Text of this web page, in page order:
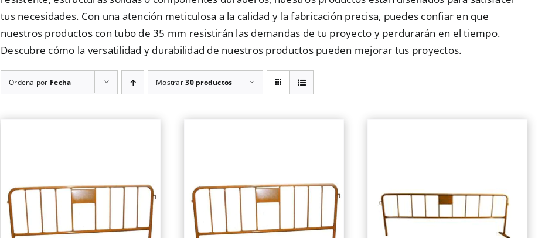
tus necesidades. Con una atención meticulosa a la calidad y la fabricación precisa, puedes confiar en que
nuestros productos con tubo de 35 mm resistirán las demandas de tu proyecto y perdurarán en el tiempo.
Descubre cómo la versatilidad y durabilidad de nuestros productos pueden mejorar tus proyectos.
Ordena por Fecha Mostrar30 productos